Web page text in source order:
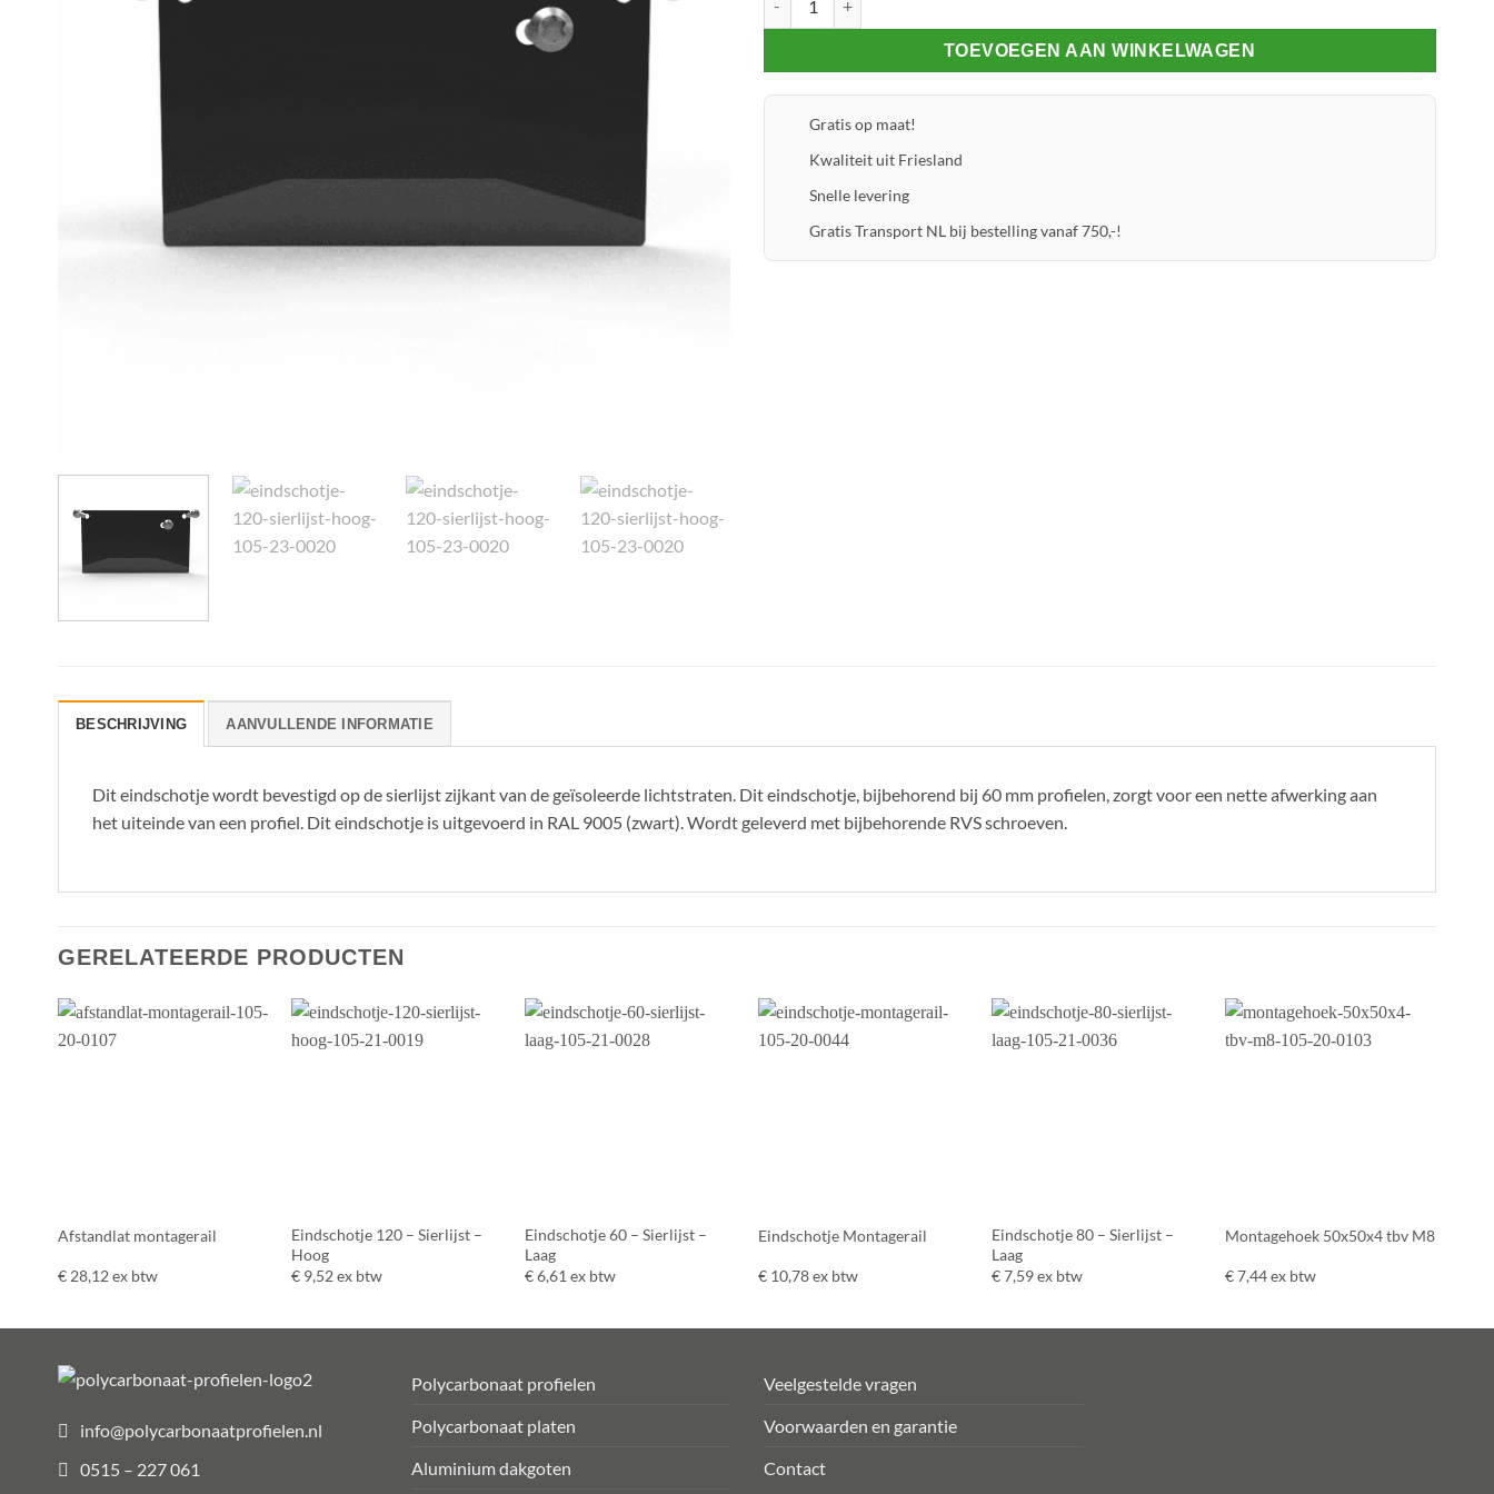
TOEVOEGEN AAN WINKELWAGEN
Gratis op maat!
Kwaliteit uit Friesland
Snelle levering
Gratis Transport NL bij bestelling vanaf 750,-!
BESCHRIJVING AANVULLENDE INFORMATIE
Dit eindschotje wordt bevestigd op de sierlijst zijkant van de geïsoleerde lichtstraten. Dit eindschotje, bijbehorend bij 60 mm profielen, zorgt voor een nette afwerking aan
het uiteinde van een profiel. Dit eindschotje is uitgevoerd in RAL 9005 (zwart). Wordt geleverd met bijbehorende RVS schroeven.
GERELATEERDE PRODUCTEN
Afstandlat montagerail
€28,12ex btw
Eindschotje 120 – Sierlijst –
Hoog
€9,52ex btw
Eindschotje 60 – Sierlijst –
Laag
€6,61 ex btw
Eindschotje Montagerail
€10,78ex btw
Eindschotje 80 – Sierlijst –
Laag
€7,59ex btw
Montagehoek 50x50x4 tbv M8
€7,44ex btw
info@polycarbonaatprofielen.nl
0515 – 227 061
Polycarbonaat profielen
Polycarbonaat platen
Aluminium dakgoten
Veelgestelde vragen
Voorwaarden en garantie
Contact